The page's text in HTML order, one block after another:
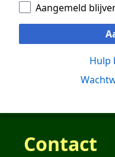
Aangemeld
Hulp
Contact